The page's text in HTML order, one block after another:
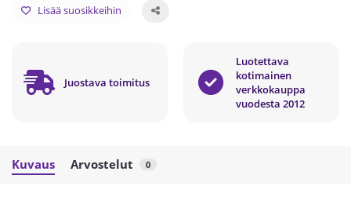
Lisää suosikkeihin
Juostava toimitus
Luotettava
kotimainen
verkkokauppa
vuodesta 2012
Kuvaus Arvostelut 0